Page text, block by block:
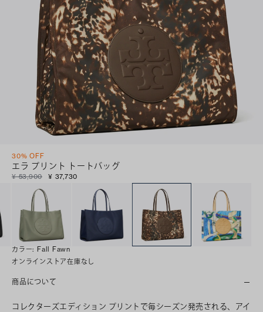
30% OFF
エラ プリント トートバッグ
¥ 53,900 ¥ 37,730
カラー: Fall Fawn
オンラインストア在庫なし
商品について
コレクターズエディション プリントで毎シーズン発売される、アイ